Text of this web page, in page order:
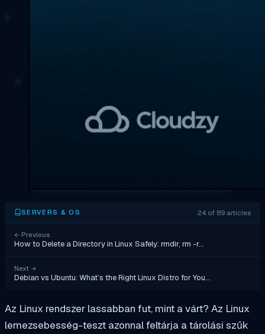
SERVERS & OS 24 of 89 articles
← Previous
How to Delete a Directory in Linux Safely: rmdir, rm -r…
Next →
Debian vs Ubuntu: What’s the Right Linux Distro for You…
Az Linux rendszer lassabban fut, mint a várt? Az Linux
lemezsebesség-teszt azonnal feltárja a tárolási szűk